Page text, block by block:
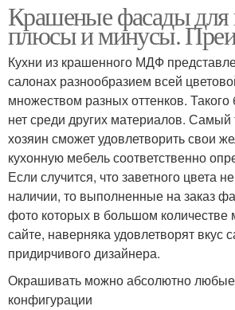
Крашеные фасады для
плюсы и минусы.
Кухни из крашенного МДФ
салонах разнообразием всей
множеством разных оттенков. Такого
нет среди других материалов.
хозяин сможет удовлетворить свои
кухонную мебель соответственно
Если случится, что заветного цвета
наличии, то выполненные на заказ
фото которых в большом количестве
сайте, наверняка удовлетворят вкус
придирчивого дизайнера.
Окрашивать можно абсолютно
конфигурации